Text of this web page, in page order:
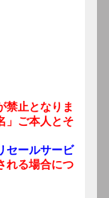
禁止となりま
」ご本人とそ
セールサービ
れる場合につ